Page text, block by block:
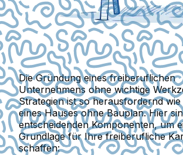
Die Gründung eines freiberuflichen
Unternehmens ohne wichtige
Strategien ist so herausfordernd
eines Hauses ohne Bauplan. Hier
entscheidenden Komponenten, um
Grundlage für Ihre freiberufliche
schaffen: